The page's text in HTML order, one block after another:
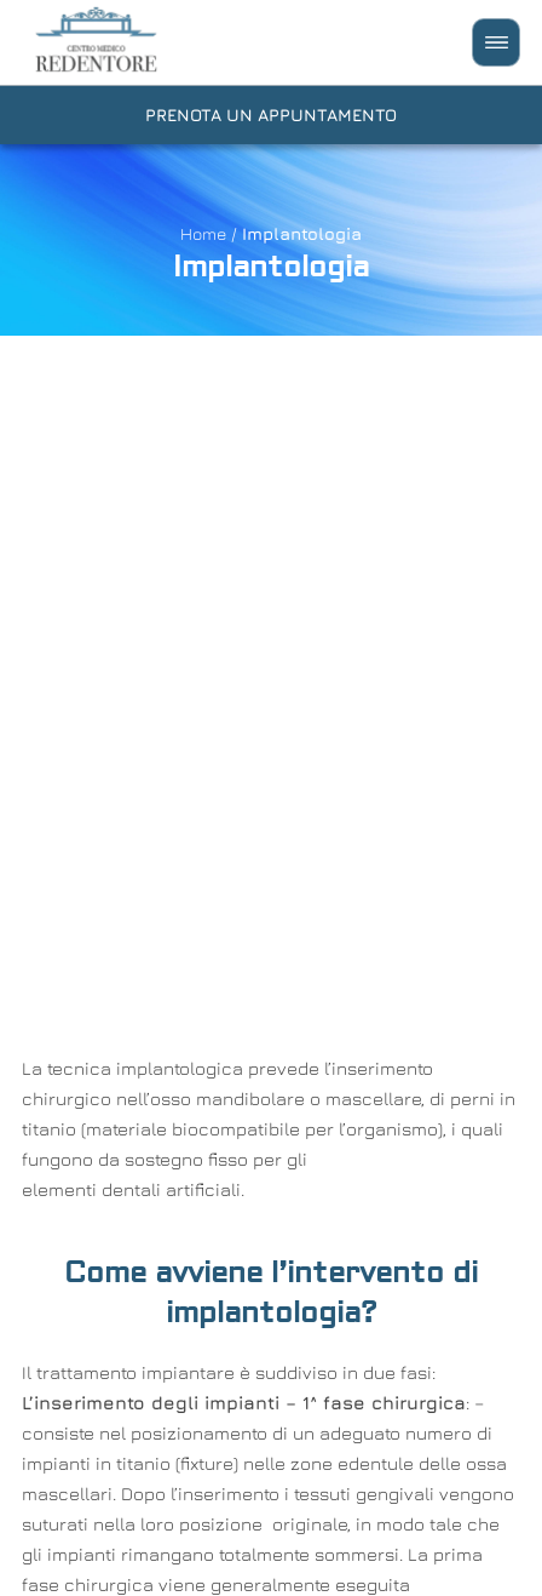
PRENOTA UN APPUNTAMENTO
Home / Implantologia
Implantologia
La tecnica implantologica prevede l’inserimento
chirurgico nell’osso mandibolare o mascellare, di perni in
titanio (materiale biocompatibile per l’organismo), i quali
fungono da sostegno fisso per gli
elementi dentali artificiali.
Come avviene l’intervento di
implantologia?
Il trattamento impiantare è suddiviso in due fasi:
L’inserimento degli impianti – 1^ fase chirurgica: –
consiste nel posizionamento di un adeguato numero di
impianti in titanio (fixture) nelle zone edentule delle ossa
mascellari. Dopo l’inserimento i tessuti gengivali vengono
suturati nella loro posizione originale, in modo tale che
gli impianti rimangano totalmente sommersi. La prima
fase chirurgica viene generalmente eseguita